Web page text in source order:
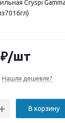
Cryspi
₽/шт
Нашли дешевле?
В корзину